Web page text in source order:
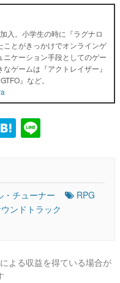
入。小学生の時に『ラグナロ
ことがきっかけでオンラインゲ
ニケーション手段としてのゲー
ゲームは『アクトレイザー』
』など。
・チューナー
RPG
ンドトラック
よる収益を得ている場合が